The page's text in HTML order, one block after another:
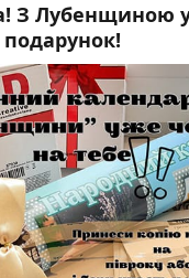
З Лубенщиною у